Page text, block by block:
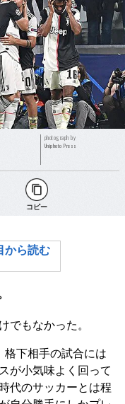
photograph by
Uniphoto Press
コピー
から読む
でもなかった。
下相手の試合には
が小気味よく回って
代のサッカーとは程